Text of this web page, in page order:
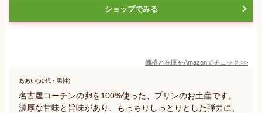
ショップでみる
価格と在庫をAmazonでチェック >>
ああい(50代・男性)
名古屋コーチンの卵を100%使った、プリンのお土産です。
濃厚な甘味と旨味があり、もっちりしっとりとした弾力に、